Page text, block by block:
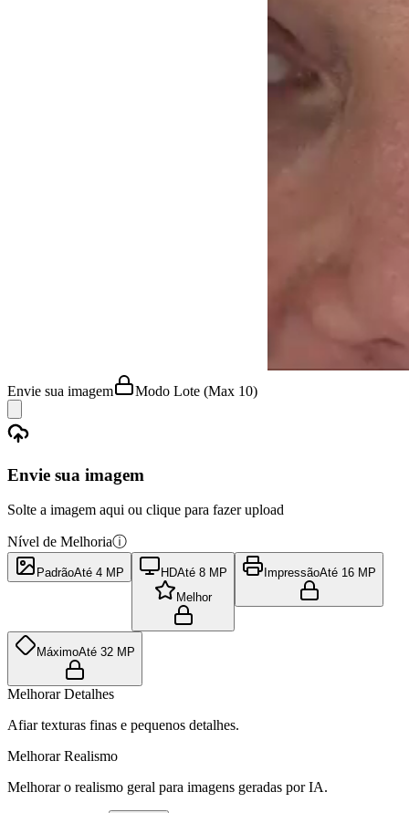
Envie sua imagem Modo Lote (Max 10)
Envie sua imagem
Solte a imagem aqui ou clique para fazer upload
Nível de Melhoriaⓘ
PadrãoAté 4 MP HDAté 8 MP
Melhor
ImpressãoAté 16 MP
MáximoAté 32 MP
Melhorar Detalhes
Afiar texturas finas e pequenos detalhes.
Melhorar Realismo
Melhorar o realismo geral para imagens geradas por IA.